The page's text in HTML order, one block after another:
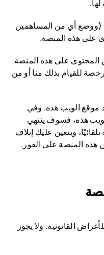
(ووضع أي من المساهمين
على هذه المنصة.
المحتوى على هذه المنصة
للقيام بذلك منا أو من
موقع الويب هذه. وفي
هذه، فسوف ينتهي
ويتعين عليك إتلاف
هذه المنصة على الفور.
القانونية. ولا يجوز